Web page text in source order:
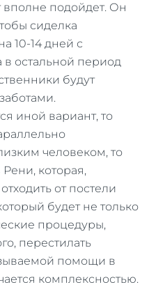
вполне подойдет. Он
сиделка
10-14 дней с
остальной период
будут
иной вариант, то
человеком, то
Рени, которая,
от постели
будет не только
процедуры,
перестилать
помощи в
комплексностью.